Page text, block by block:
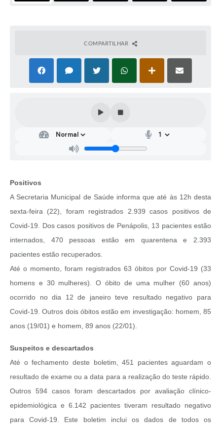
COMPARTILHAR
Positivos
A Secretaria Municipal de Saúde informa que até às 12h desta
sexta-feira (22), foram registrados 2.939 casos positivos de
Covid-19. Dos casos positivos de Penápolis, 13 pacientes estão
internados, 470 pessoas estão em quarentena e 2.393
pacientes estão recuperados.
Até o momento, foram registrados 63 óbitos por Covid-19 (33
homens e 30 mulheres). O óbito de uma mulher (60 anos)
ocorrido no dia 12 de janeiro teve resultado negativo para
Covid-19. Outros dois óbitos estão em investigação: homem, 85
anos (19/01) e homem, 89 anos (22/01).
Suspeitos e descartados
Até o fechamento deste boletim, 451 pacientes aguardam o
resultado de exame ou a data para a realização do teste rápido.
Outros 594 casos foram descartados por avaliação clínico-
epidemiológica e 6.142 pacientes tiveram resultado negativo
para Covid-19. Este boletim inclui os dados de todos os